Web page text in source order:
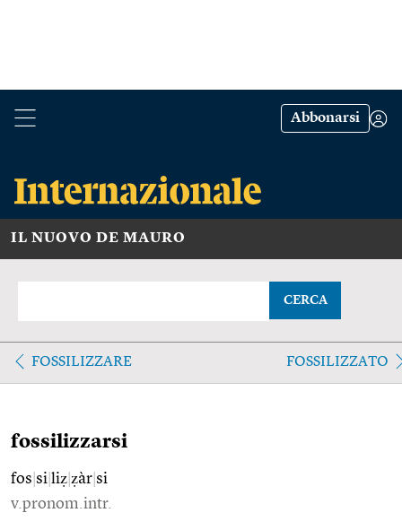
Abbonarsi
IL NUOVO DE MAURO
CERCA
FOSSILIZZARE FOSSILIZZATO
fossilizzarsi
fos si liẓ ẓàr si
v.pronom.intr.